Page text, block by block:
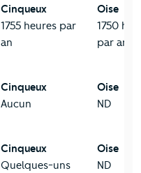
Cinqueux
1755 heures par
an
Oise
1750
par an
Cinqueux
Aucun
Oise
ND
Cinqueux
Quelques-uns
Oise
ND